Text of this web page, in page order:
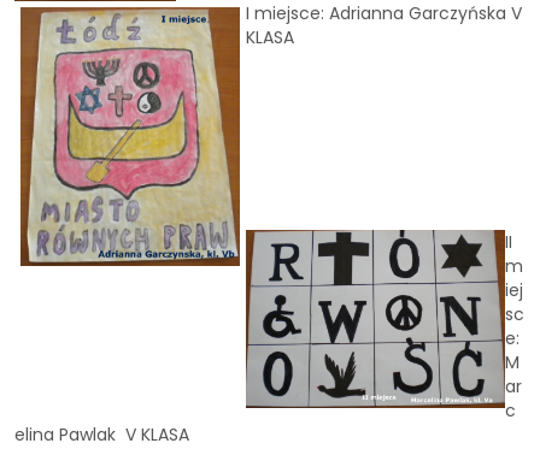
I miejsce: Adrianna Garczyńska V
KLASA
II
m
iej
sc
e:
M
ar
c
elina Pawlak V KLASA